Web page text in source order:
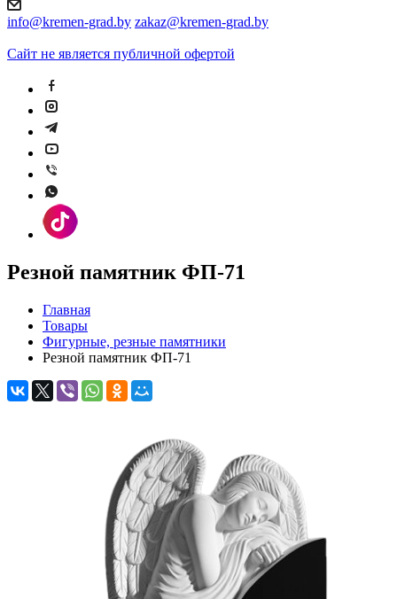
info@kremen-grad.by zakaz@kremen-grad.by
Сайт не является публичной офертой
Резной памятник ФП-71
Главная
Товары
Фигурные, резные памятники
Резной памятник ФП-71